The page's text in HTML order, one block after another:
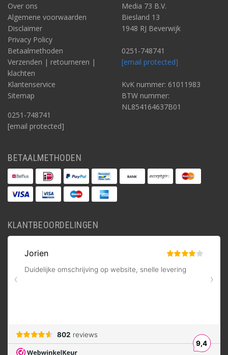
Over ons
Algemene voorwaarden
Disclaimer
Privacy Policy
Betaalmethoden
Verzenden | retourneren |
klachten
Klantenservice
Sitemap
0251-748741
[email protected]
Media 73 B.V.
Biesland 13
1948 RJ Beverwijk
0251-748741
[email protected]
KvK nummer: 61011983
BTW nummer:
NL854164637B01
BETAALMETHODEN
KLANTBEOORDELINGEN